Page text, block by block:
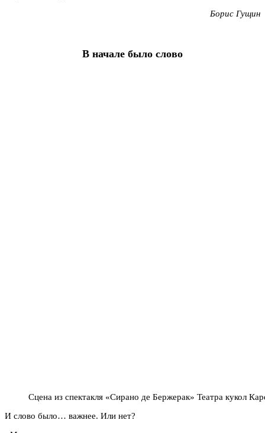
Борис Гущин
В начале было слово
Сцена из спектакля «Сирано де Бержерак» Театра кукол
И слово было… важнее. Или нет?